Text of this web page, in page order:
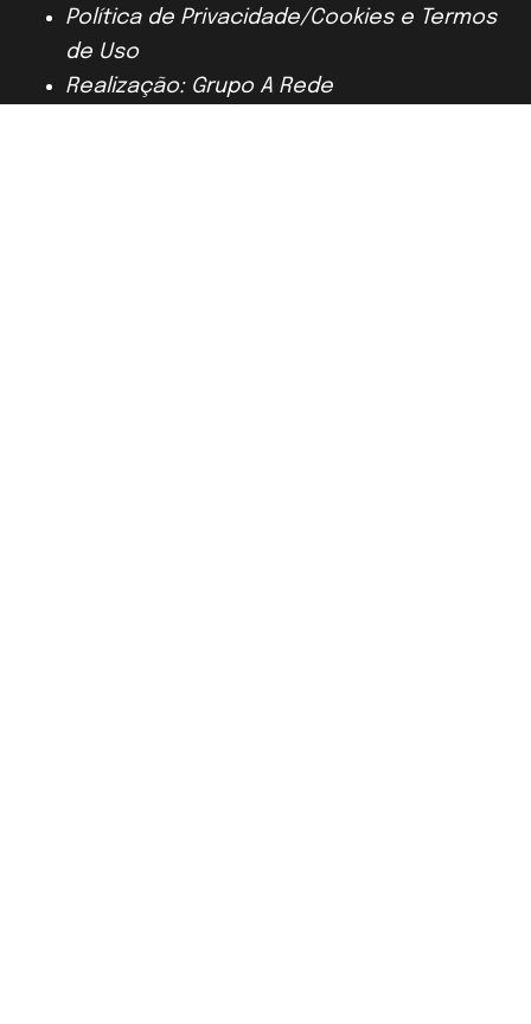
Política de Privacidade/Cookies e Termos
de Uso
Realização: Grupo A Rede